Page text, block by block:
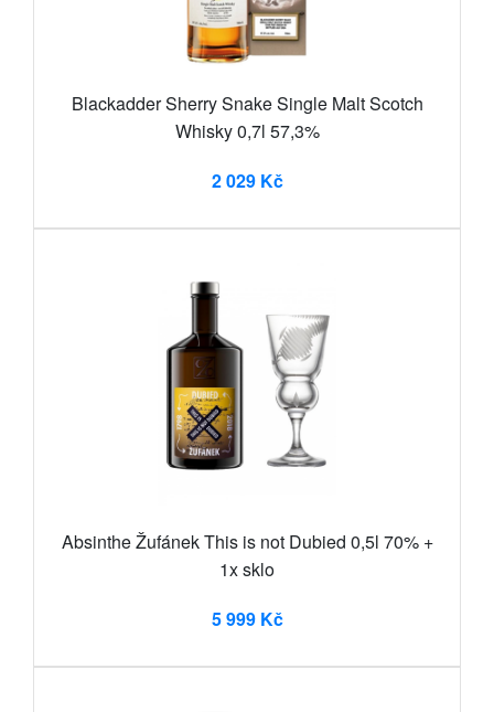
Blackadder Sherry Snake Single Malt Scotch
Whisky 0,7l 57,3%
2 029 Kč
Absinthe Žufánek This is not Dubied 0,5l 70% +
1x sklo
5 999 Kč